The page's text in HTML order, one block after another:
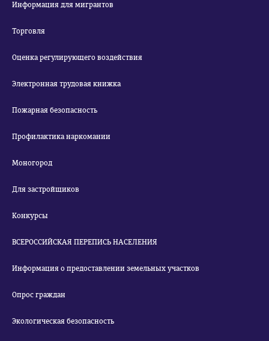
Информация для мигрантов
Торговля
Оценка регулирующего воздействия
Электронная трудовая книжка
Пожарная безопасность
Профилактика наркомании
Моногород
Для застройщиков
Конкурсы
ВСЕРОССИЙСКАЯ ПЕРЕПИСЬ НАСЕЛЕНИЯ
Информация о предоставлении земельных участков
Опрос граждан
Экологическая безопасность